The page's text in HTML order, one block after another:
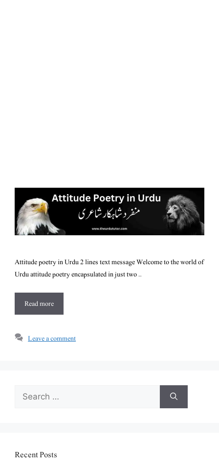
Attitude poetry in Urdu 2 lines text message Welcome to the world of
Urdu attitude poetry encapsulated in just two …
Read more
Leave a comment
Search
for:
Recent Posts